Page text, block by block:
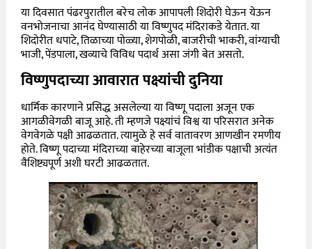
या दिवसात पंढरपुरातील बरेच लोक आपापली शिदोरी घेऊन येऊन
वनभोजनाचा आनंद घेण्यासाठी या विष्णुपद मंदिराकडे येतात. या
शिदोरीत धपाटे, तिळाच्या पोळ्या, शेगपोळी, बाजरीची भाकरी, वांग्याची
भाजी, पेंडपाला, खव्याचे विविध पदार्थ असा जंगी बेत असतो.
विष्णुपदाच्या आवारात पक्ष्यांची दुनिया
धार्मिक कारणाने प्रसिद्ध असलेल्या या विष्णू पदाला अजून एक
आगळीवेगळी बाजू आहे. ती म्हणजे पक्ष्यांचं विश्व या परिसरात अनेक
वेगवेगळे पक्षी आढळतात. त्यामुळे हे सर्व वातावरण आणखीन रमणीय
होते. विष्णू पदाच्या मंदिराच्या बाहेरच्या बाजूला भांडीक पक्षाची अत्यंत
वैशिष्ट्यपूर्ण अशी घरटी आढळतात.